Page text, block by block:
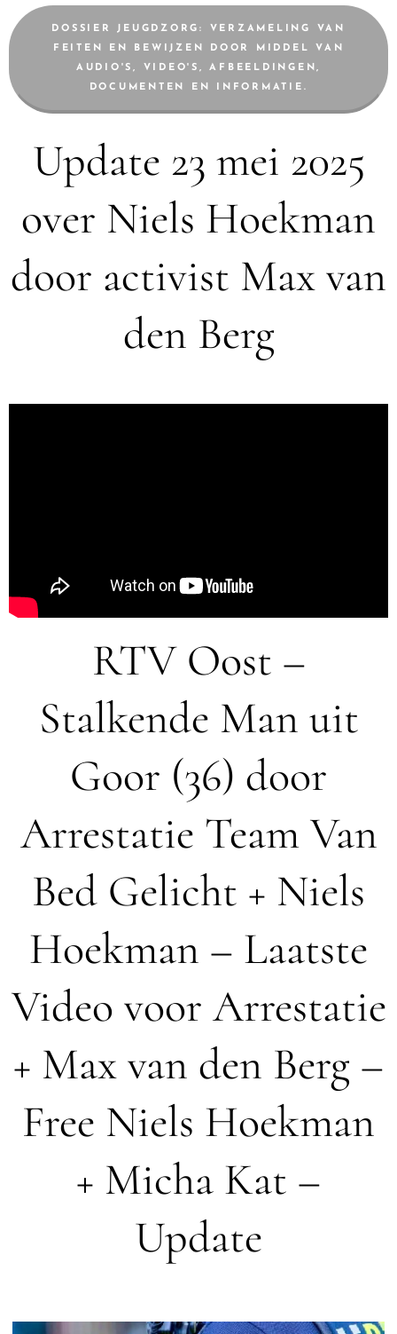
DOSSIER JEUGDZORG: VERZAMELING VAN
FEITEN EN BEWIJZEN DOOR MIDDEL VAN
AUDIO'S, VIDEO'S, AFBEELDINGEN,
DOCUMENTEN EN INFORMATIE.
Update 23 mei 2025
over Niels Hoekman
door activist Max van
den Berg
RTV Oost –
Stalkende Man uit
Goor (36) door
Arrestatie Team Van
Bed Gelicht + Niels
Hoekman – Laatste
Video voor Arrestatie
+ Max van den Berg –
Free Niels Hoekman
+ Micha Kat –
Update